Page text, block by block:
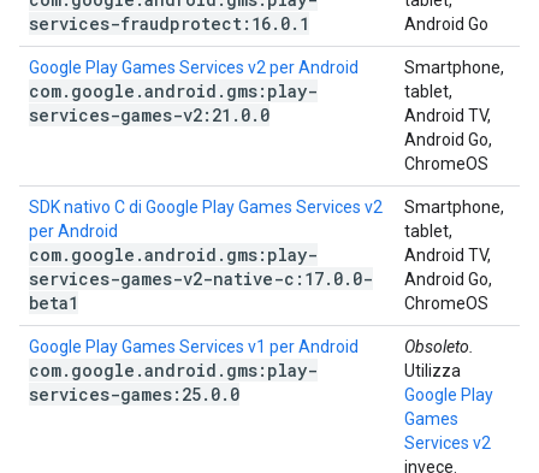
services-fraudprotect:16. 0. 1
Android Go
Google Play Games Services v2 per Android
com. google .android . gms:play-
services-games-v2:21 . 0. 0
Smartphone,
tablet,
Android TV,
Android Go,
ChromeOS
SDK nativo C di Google Play Games Services v2
per Android
com. google .android . gms:play-
services-games-v2-native-c:17. 0. 0-
beta1
Smartphone,
tablet,
Android TV,
Android Go,
ChromeOS
Google Play Games Services v1 per Android
com. google .android . gms:play-
services-games:25. 0. 0
Obsoleto.
Utilizza
Google Play
Games
Services v2
invece.